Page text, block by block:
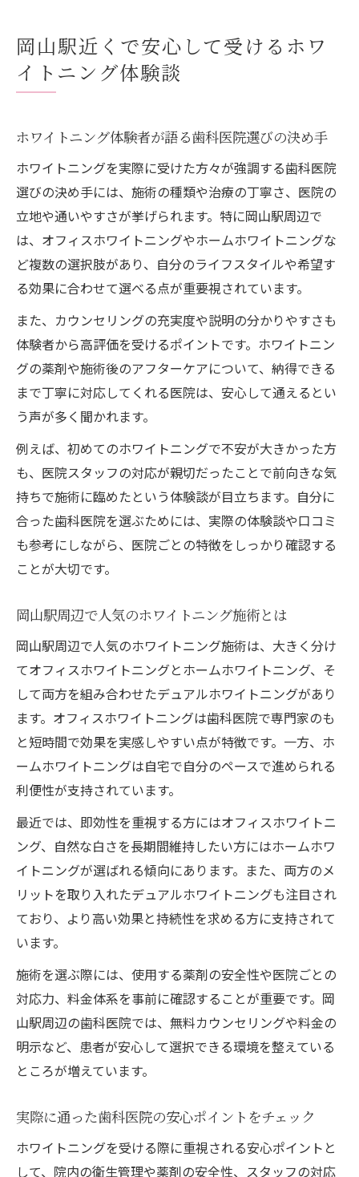
岡山駅近くで安心して受けるホワ
イトニング体験談
ホワイトニング体験者が語る歯科医院選びの決め手
ホワイトニングを実際に受けた方々が強調する歯科医院
選びの決め手には、施術の種類や治療の丁寧さ、医院の
立地や通いやすさが挙げられます。特に岡山駅周辺で
は、オフィスホワイトニングやホームホワイトニングな
ど複数の選択肢があり、自分のライフスタイルや希望す
る効果に合わせて選べる点が重要視されています。
また、カウンセリングの充実度や説明の分かりやすさも
体験者から高評価を受けるポイントです。ホワイトニン
グの薬剤や施術後のアフターケアについて、納得できる
まで丁寧に対応してくれる医院は、安心して通えるとい
う声が多く聞かれます。
例えば、初めてのホワイトニングで不安が大きかった方
も、医院スタッフの対応が親切だったことで前向きな気
持ちで施術に臨めたという体験談が目立ちます。自分に
合った歯科医院を選ぶためには、実際の体験談や口コミ
も参考にしながら、医院ごとの特徴をしっかり確認する
ことが大切です。
岡山駅周辺で人気のホワイトニング施術とは
岡山駅周辺で人気のホワイトニング施術は、大きく分け
てオフィスホワイトニングとホームホワイトニング、そ
して両方を組み合わせたデュアルホワイトニングがあり
ます。オフィスホワイトニングは歯科医院で専門家のも
と短時間で効果を実感しやすい点が特徴です。一方、ホ
ームホワイトニングは自宅で自分のペースで進められる
利便性が支持されています。
最近では、即効性を重視する方にはオフィスホワイトニ
ング、自然な白さを長期間維持したい方にはホームホワ
イトニングが選ばれる傾向にあります。また、両方のメ
リットを取り入れたデュアルホワイトニングも注目され
ており、より高い効果と持続性を求める方に支持されて
います。
施術を選ぶ際には、使用する薬剤の安全性や医院ごとの
対応力、料金体系を事前に確認することが重要です。岡
山駅周辺の歯科医院では、無料カウンセリングや料金の
明示など、患者が安心して選択できる環境を整えている
ところが増えています。
実際に通った歯科医院の安心ポイントをチェック
ホワイトニングを受ける際に重視される安心ポイントと
して、院内の衛生管理や薬剤の安全性、スタッフの対応